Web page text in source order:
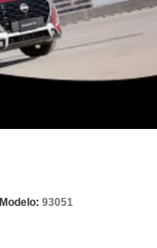
Modelo: 93051